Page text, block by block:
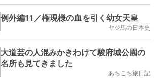
例外編11／権現様の血を引く幼女天皇
ヤジ馬の日本史
大道芸の人混みかきわけて駿府城公園の
名所も見てきました
あちこち旅日記